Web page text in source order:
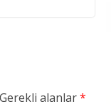
Gerekli alanlar*